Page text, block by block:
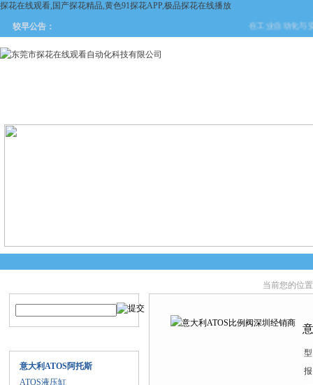
探花在线观看,国产探花精品,黄色91探花APP,极品探花在线播放
较早公告： 在工业自动化与安全
意大利ATOS阿托斯
ATOS液压缸
当前您的位置
型
报